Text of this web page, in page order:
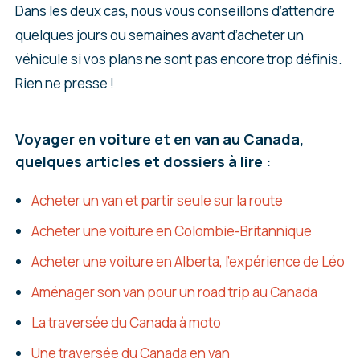
Dans les deux cas, nous vous conseillons d’attendre
quelques jours ou semaines avant d’acheter un
véhicule si vos plans ne sont pas encore trop définis.
Rien ne presse !
Voyager en voiture et en van au Canada,
quelques articles et dossiers à lire :
Acheter un van et partir seule sur la route
Acheter une voiture en Colombie-Britannique
Acheter une voiture en Alberta, l’expérience de Léo
Aménager son van pour un road trip au Canada
La traversée du Canada à moto
Une traversée du Canada en van